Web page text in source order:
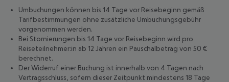
Umbuchungen können bis 14 Tage vor Reisebeginn gemäß
Tarifbestimmungen ohne zusätzliche Umbuchungsgebühr
vorgenommen werden.
Bei Stornierungen bis 14 Tage vor Reisebeginn wird pro
Reiseteilnehmer:in ab 12 Jahren ein Pauschalbetrag von 50 €
berechnet.
Der Widerruf einer Buchung ist innerhalb von 4 Tagen nach
Vertragsschluss, sofern dieser Zeitpunkt mindestens 18 Tage